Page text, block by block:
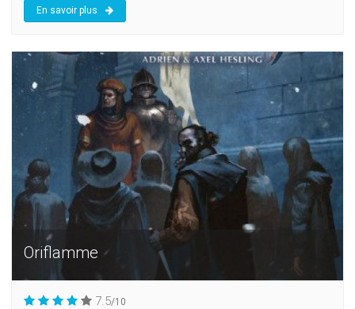
En savoir plus
Oriflamme
7.5/10